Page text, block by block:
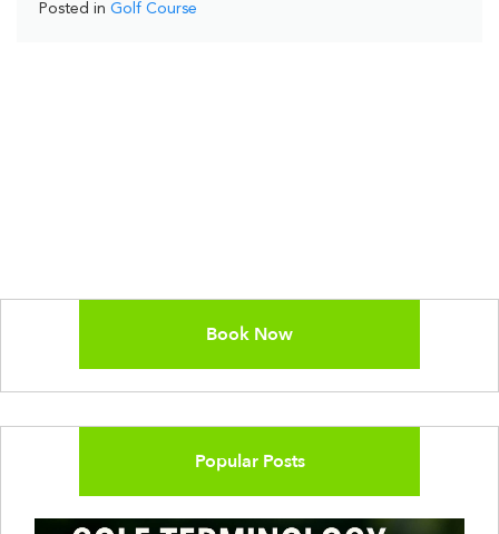
Posted in Golf Course
Book Now
Popular Posts